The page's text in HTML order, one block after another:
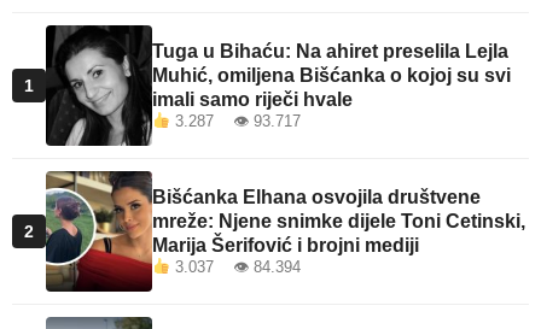
1
Tuga u Bihaću: Na ahiret preselila Lejla
Muhić, omiljena Bišćanka o kojoj su svi
imali samo riječi hvale
3.287 👁 93.717
2
Bišćanka Elhana osvojila društvene
mreže: Njene snimke dijele Toni Cetinski,
Marija Šerifović i brojni mediji
3.037 👁 84.394